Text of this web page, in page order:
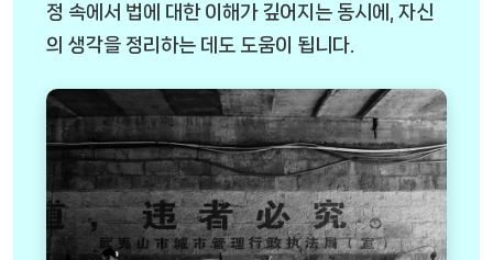
정 속에서 법에 대한 이해가 깊어지는 동시에, 자신
의 생각을 정리하는 데도 도움이 됩니다.